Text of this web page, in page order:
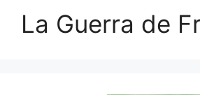
La Guerra de